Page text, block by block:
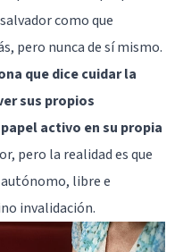
como que
pero nunca de sí mismo.
que dice cuidar la
sus propios
activo en su propia
pero la realidad es que
libre e
invalidación.